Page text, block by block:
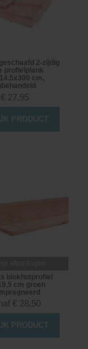
2-zijdig
profielplank
cm,
€ 27,95
PRODUCT
blokhutprofiel
cm groen
€ 28,50
PRODUCT